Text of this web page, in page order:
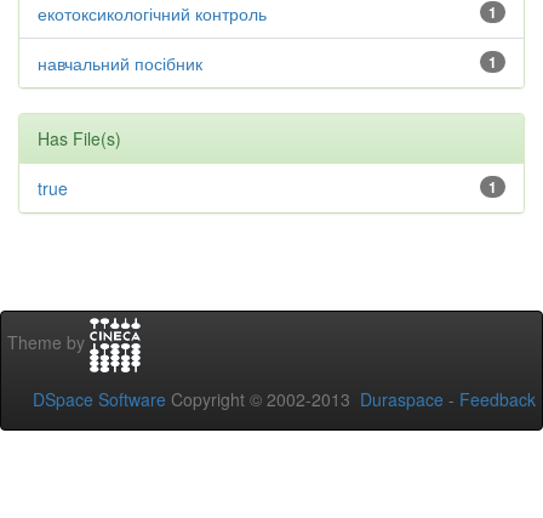
1
екотоксикологічний контроль
1
навчальний посібник
Has File(s)
1
true
Theme by
DSpace Software Copyright © 2002-2013 Duraspace - Feedback